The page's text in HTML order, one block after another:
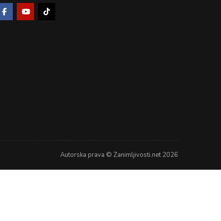
Autorska prava © Zanimljivosti.net 2026